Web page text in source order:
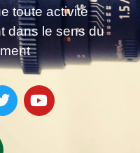
toute activité
dans le sens du